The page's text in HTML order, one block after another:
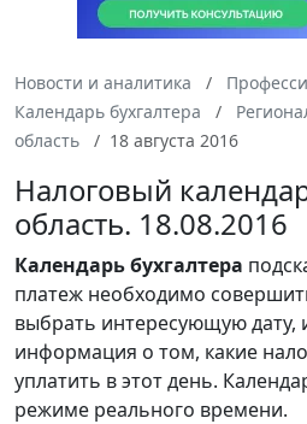
Новости и аналитика
Календарь бухгалтера
область
18 августа 2016
Налоговый
область. 18.08.2016
Календарьбухгалтера
платеж необходимо
выбрать интересующую дату,
информация о том, какие
уплатить в этот день.
режиме реального времени.